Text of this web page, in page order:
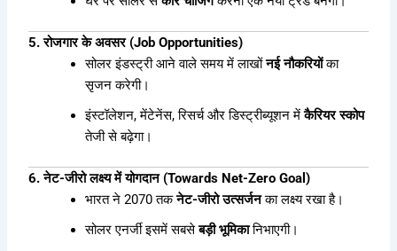
5. रोजगार के अवसर (Job Opportunities)
सोलर इंडस्ट्री आने वाले समय में लाखोंनई नौकरियोंका
सृजन करेगी।
इंस्टॉलेशन, मेंटेनेंस, रिसर्च और डिस्ट्रीब्यूशन मेंकैरियर स्कोप
तेजी से बढ़ेगा।
6. नेट-जीरो लक्ष्य में योगदान (Towards Net-Zero Goal)
भारत ने 2070 तकनेट-जीरो उत्सर्जनका लक्ष्य रखा है।
सोलर एनर्जी इसमें सबसेबड़ी भूमिकानिभाएगी।